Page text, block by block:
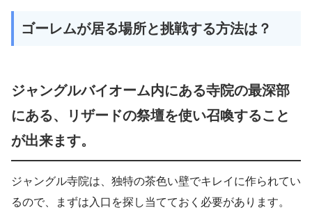
ゴーレムが居る場所と挑戦する方法は？
ジャングルバイオーム内にある寺院の最深部
にある、リザードの祭壇を使い召喚すること
が出来ます。
ジャングル寺院は、独特の茶色い壁でキレイに作られてい
るので、まずは入口を探し当てておく必要があります。